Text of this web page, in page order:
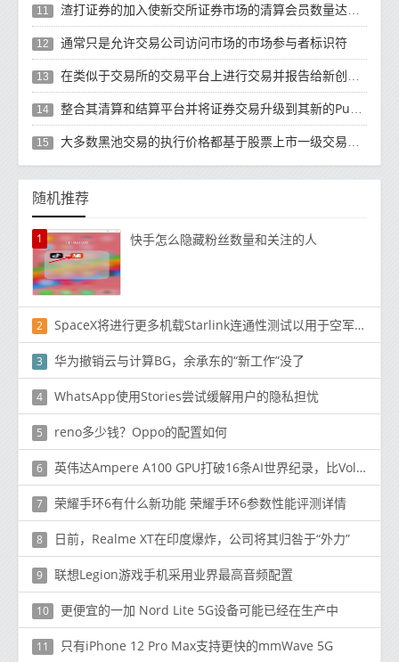
11 渣打证券的加入使新交所证券市场的清算会员数量达到28个
12 通常只是允许交易公司访问市场的市场参与者标识符
13 在类似于交易所的交易平台上进行交易并报告给新创建的数据存储库
14 整合其清算和结算平台并将证券交易升级到其新的Puma平台的计划获得了强劲动力
15 大多数黑池交易的执行价格都基于股票上市一级交易所提供的现行中点价格
随机推荐
1 快手怎么隐藏粉丝数量和关注的人
2 SpaceX将进行更多机载Starlink连通性测试以用于空军研究
3 华为撤销云与计算BG，余承东的“新工作”没了
4 WhatsApp使用Stories尝试缓解用户的隐私担忧
5 reno多少钱？Oppo的配置如何
6 英伟达Ampere A100 GPU打破16条AI世界纪录，比Volta V100快4.2倍
7 荣耀手环6有什么新功能 荣耀手环6参数性能评测详情
8 日前，Realme XT在印度爆炸，公司将其归咎于“外力”
9 联想Legion游戏手机采用业界最高音频配置
10 更便宜的一加 Nord Lite 5G设备可能已经在生产中
11 只有iPhone 12 Pro Max支持更快的mmWave 5G